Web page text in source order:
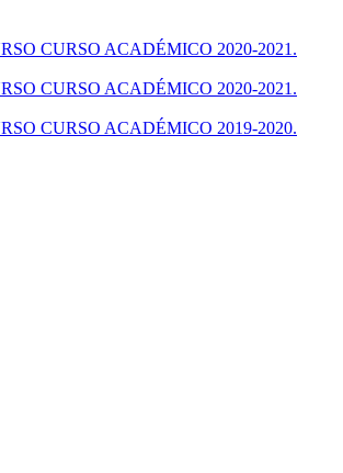
CURSO ACADÉMICO 2020-2021.
CURSO ACADÉMICO 2020-2021.
CURSO ACADÉMICO 2019-2020.